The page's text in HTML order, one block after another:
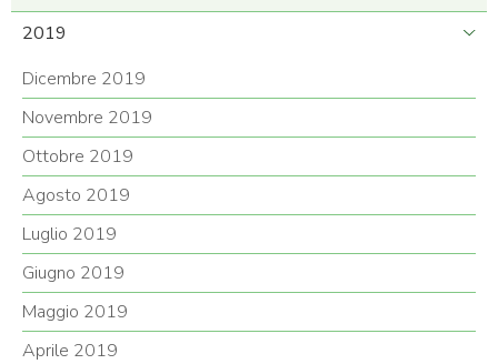
2019
Dicembre 2019
Novembre 2019
Ottobre 2019
Agosto 2019
Luglio 2019
Giugno 2019
Maggio 2019
Aprile 2019